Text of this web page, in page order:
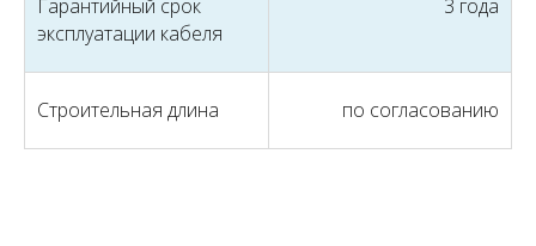
Гарантийный срок
эксплуатации кабеля
3 года
Строительная длина по согласованию